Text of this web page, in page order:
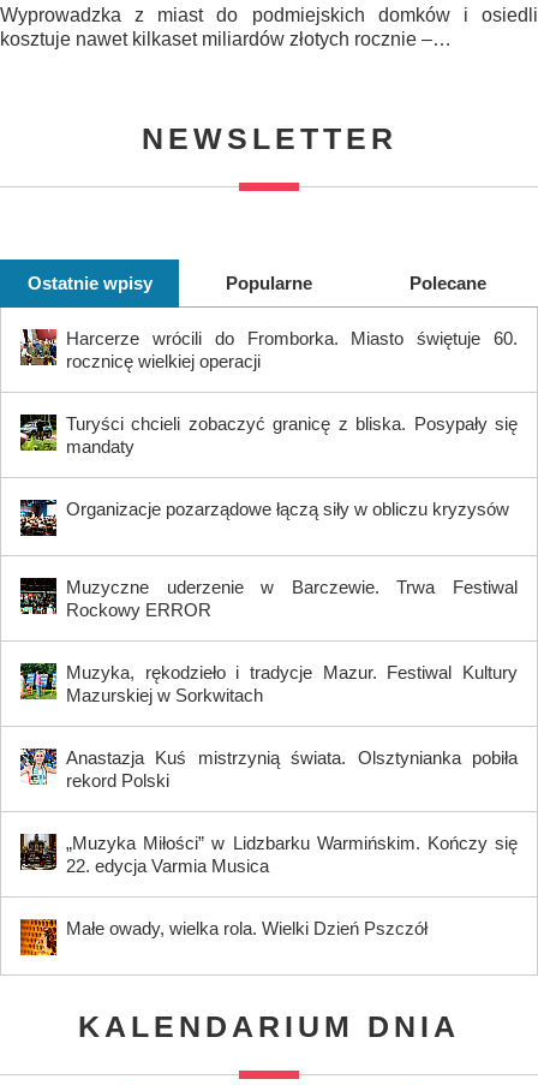
Wyprowadzka z miast do podmiejskich domków i osiedli
kosztuje nawet kilkaset miliardów złotych rocznie –…
NEWSLETTER
Ostatnie wpisy Popularne Polecane
Harcerze wrócili do Fromborka. Miasto świętuje 60.
rocznicę wielkiej operacji
Turyści chcieli zobaczyć granicę z bliska. Posypały się
mandaty
Organizacje pozarządowe łączą siły w obliczu kryzysów
Muzyczne uderzenie w Barczewie. Trwa Festiwal
Rockowy ERROR
Muzyka, rękodzieło i tradycje Mazur. Festiwal Kultury
Mazurskiej w Sorkwitach
Anastazja Kuś mistrzynią świata. Olsztynianka pobiła
rekord Polski
„Muzyka Miłości” w Lidzbarku Warmińskim. Kończy się
22. edycja Varmia Musica
Małe owady, wielka rola. Wielki Dzień Pszczół
KALENDARIUM DNIA